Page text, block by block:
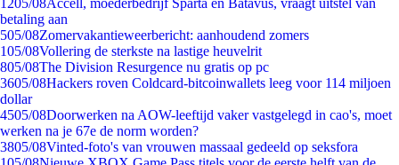
1205/08Accell, moederbedrijf Sparta en Batavus, vraagt uitstel van
betaling aan
505/08Zomervakantieweerbericht: aanhoudend zomers
105/08Vollering de sterkste na lastige heuvelrit
805/08The Division Resurgence nu gratis op pc
3605/08Hackers roven Coldcard-bitcoinwallets leeg voor 114 miljoen
dollar
4505/08Doorwerken na AOW-leeftijd vaker vastgelegd in cao's, moet
werken na je 67e de norm worden?
3805/08Vinted-foto's van vrouwen massaal gedeeld op seksfora